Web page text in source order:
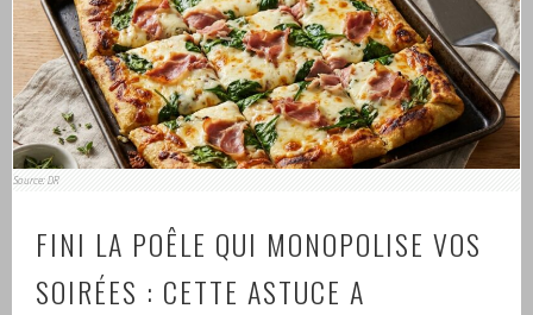
Source: DR
FINI LA POÊLE QUI MONOPOLISE VOS
SOIRÉES : CETTE ASTUCE A